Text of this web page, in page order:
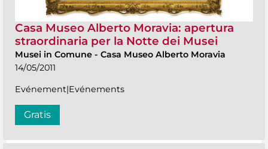
Casa Museo Alberto Moravia: apertura
straordinaria per la Notte dei Musei
Musei in Comune - Casa Museo Alberto Moravia
14/05/2011
Evénement|Evénements
Gratis